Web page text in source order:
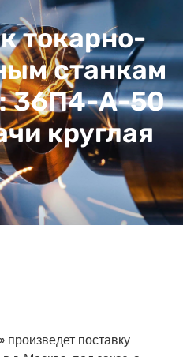
токарно-
станкам
36П4-А-50
круглая
поставку